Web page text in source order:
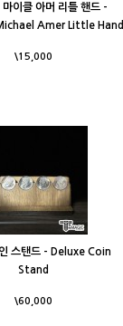
마이클 아머 리틀 핸드 -
Amer Little Hand
\15,000
스탠드 - Deluxe Coin
Stand
\60,000